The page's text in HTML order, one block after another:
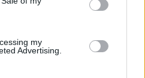
my
Advertising.